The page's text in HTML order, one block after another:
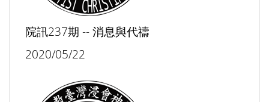
院訊237期 -- 消息與代禱
2020/05/22